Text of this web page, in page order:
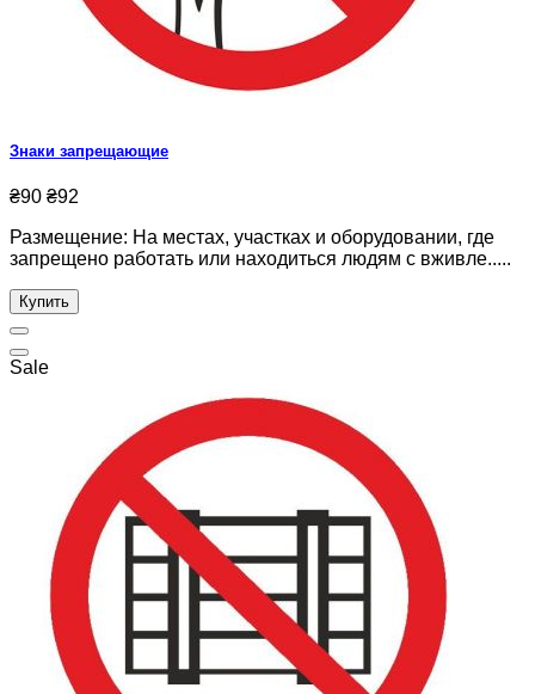
Знаки запрещающие
₴90 ₴92
Размещение: На местах, участках и оборудовании, где
запрещено работать или находиться людям с вживле.....
Купить
Sale